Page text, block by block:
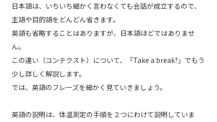
日本語は、いちいち細かく言わなくても会話が成立するので、
主語や目的語をどんどん省きます。
英語も省略することはありますが、日本語ほどではありませ
ん。
この違い（コンテクスト）について、「Take a break?」でもう
少し詳しく解説します。
では、英語のフレーズを細かく見ていきましょう。
英語の説明は、体温測定の手順を２つにわけて説明していま